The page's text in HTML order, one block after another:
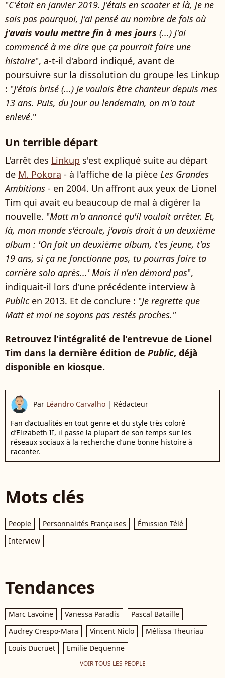
"C'était en janvier 2019. J'étais en scooter et là, je ne
sais pas pourquoi, j'ai pensé au nombre de fois où
j'avais voulu mettre fin à mes jours (...) J'ai
commencé à me dire que ça pourrait faire une
histoire", a-t-il d'abord indiqué, avant de
poursuivre sur la dissolution du groupe les Linkup
: "J'étais brisé (...) Je voulais être chanteur depuis mes
13 ans. Puis, du jour au lendemain, on m'a tout
enlevé."
Un terrible départ
L'arrêt des Linkup s'est expliqué suite au départ
de M. Pokora - à l'affiche de la pièce Les Grandes
Ambitions - en 2004. Un affront aux yeux de Lionel
Tim qui avait eu beaucoup de mal à digérer la
nouvelle. "Matt m'a annoncé qu'il voulait arrêter. Et,
là, mon monde s'écroule, j'avais droit à un deuxième
album : 'On fait un deuxième album, t'es jeune, t'as
19 ans, si ça ne fonctionne pas, tu pourras faire ta
carrière solo après...' Mais il n'en démord pas",
indiquait-il lors d'une précédente interview à
Publicen 2013. Et de conclure : "Je regrette que
Matt et moi ne soyons pas restés proches."
Retrouvez l'intégralité de l'entrevue de Lionel
Tim dans la dernière édition de Public, déjà
disponible en kiosque.
Par Léandro Carvalho | Rédacteur
Fan d’actualités en tout genre et du style très coloré
d’Elizabeth II, il passe la plupart de son temps sur les
réseaux sociaux à la recherche d’une bonne histoire à
raconter.
Mots clés
People Personnalités Françaises
Émission Télé
Interview
Tendances
Marc Lavoine Vanessa Paradis
Pascal Bataille
Audrey Crespo-Mara
Vincent Niclo
Mélissa Theuriau
Louis Ducruet
Emilie Dequenne
VOIR TOUS LES PEOPLE